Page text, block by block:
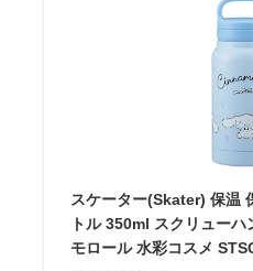
スケーター(Skater) 保温
トル 350ml スクリュー
モロール 水彩コスメ